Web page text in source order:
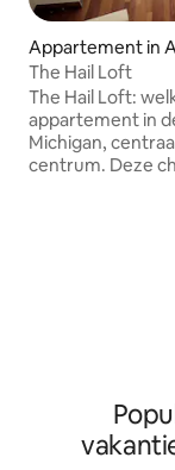
Appartement in
The Hail Loft
The Hail Loft:
appartement in
Michigan,
centrum. Deze
House. Gratis
Reserveer nu